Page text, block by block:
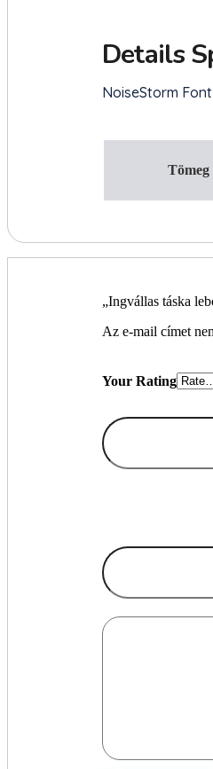
Tömeg
„Ingvállas táska
Az e-mail címet
Your Rating